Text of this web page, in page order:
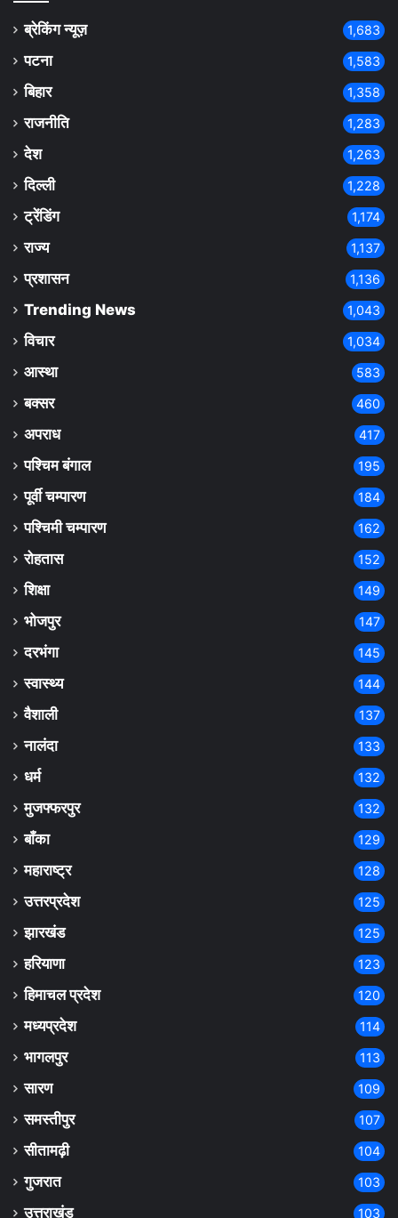
ब्रेकिंग न्यूज़ 1,683
पटना 1,583
बिहार 1,358
राजनीति 1,283
देश 1,263
दिल्ली 1,228
ट्रेंडिंग 1,174
राज्य 1,137
प्रशासन 1,136
Trending News 1,043
विचार 1,034
आस्था 583
बक्सर 460
अपराध 417
पश्चिम बंगाल 195
पूर्वी चम्पारण 184
पश्चिमी चम्पारण 162
रोहतास 152
शिक्षा 149
भोजपुर 147
दरभंगा 145
स्वास्थ्य 144
वैशाली 137
नालंदा 133
धर्म 132
मुजफ्फरपुर 132
बाँका 129
महाराष्ट्र 128
उत्तरप्रदेश 125
झारखंड 125
हरियाणा 123
हिमाचल प्रदेश 120
मध्यप्रदेश 114
भागलपुर 113
सारण 109
समस्तीपुर 107
सीतामढ़ी 104
गुजरात 103
उत्तराखंड 103